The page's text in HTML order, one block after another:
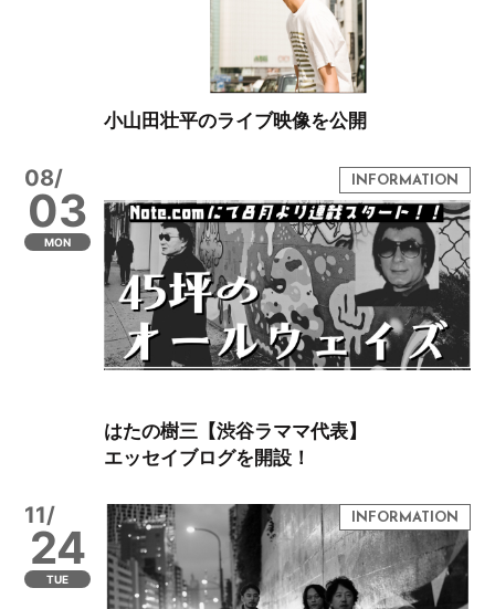
小山田壮平のライブ映像を公開
08/
03
MON
はたの樹三【渋谷ラママ代表】
エッセイブログを開設！
11/
24
TUE